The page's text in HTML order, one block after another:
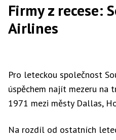
Firmy z recese:
Airlines
Pro leteckou společnost
úspěchem najít mezeru na
1971 mezi městy Dallas,
Na rozdíl od ostatních